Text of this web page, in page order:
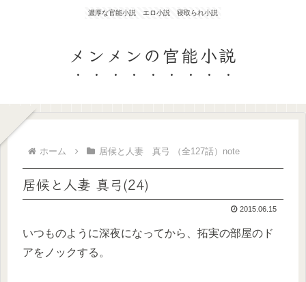
濃厚な官能小説 エロ小説 寝取られ小説
メンメンの官能小説
ホーム 居候と人妻 真弓 （全127話）note
居候と人妻 真弓(24)
2015.06.15
いつものように深夜になってから、拓実の部屋のド
アをノックする。